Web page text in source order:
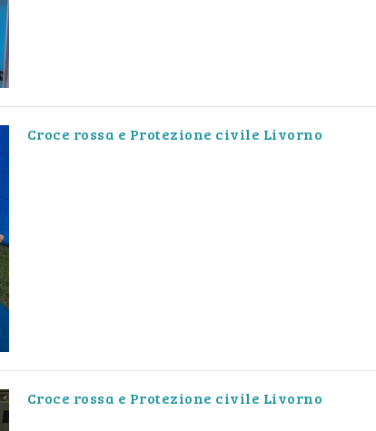
Croce rossa e Protezione civile Livorno
Croce rossa e Protezione civile Livorno